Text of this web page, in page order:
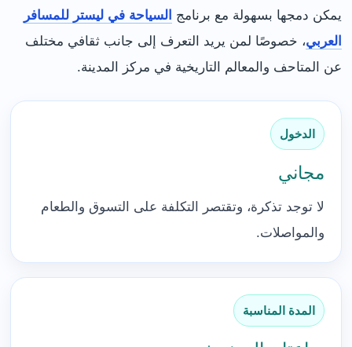
يمكن دمجها بسهولة مع برنامج السياحة في ليستر للمسافر
العربي، خصوصًا لمن يريد التعرف إلى جانب ثقافي مختلف
عن المتاحف والمعالم التاريخية في مركز المدينة.
الدخول
مجاني
لا توجد تذكرة، وتقتصر التكلفة على التسوق والطعام
والمواصلات.
المدة المناسبة